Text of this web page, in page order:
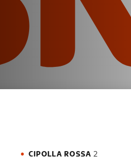
CIPOLLA ROSSA 2